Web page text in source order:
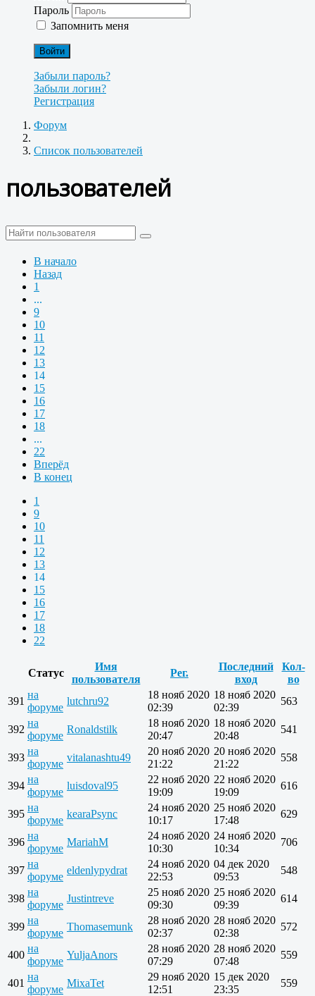
Пароль
Запомнить меня
Войти
Забыли пароль?
Забыли логин?
Регистрация
Форум
Список пользователей
пользователей
В начало
Назад
1
...
9
10
11
12
13
14
15
16
17
18
...
22
Вперёд
В конец
1
9
10
11
12
13
14
15
16
17
18
22
Статус
Имя
пользователя
Рег.
Последний
вход
Кол-
во
391
на
форуме
lutchru92
18 нояб 2020
02:39
18 нояб 2020
02:39
563
392
на
форуме
Ronaldstilk
18 нояб 2020
20:47
18 нояб 2020
20:48
541
393
на
форуме
vitalanashtu49
20 нояб 2020
21:22
20 нояб 2020
21:22
558
394
на
форуме
luisdoval95
22 нояб 2020
19:09
22 нояб 2020
19:09
616
395
на
форуме
kearaPsync
24 нояб 2020
10:17
25 нояб 2020
17:48
629
396
на
форуме
MariahM
24 нояб 2020
10:30
24 нояб 2020
10:34
706
397
на
форуме
eldenlypydrat
24 нояб 2020
22:53
04 дек 2020
09:53
548
398
на
форуме
Justintreve
25 нояб 2020
09:30
25 нояб 2020
09:39
614
399
на
форуме
Thomasemunk
28 нояб 2020
02:37
28 нояб 2020
02:38
572
400
на
форуме
YuljaAnors
28 нояб 2020
07:29
28 нояб 2020
07:48
559
401
на
форуме
MixaTet
29 нояб 2020
12:51
15 дек 2020
23:35
559